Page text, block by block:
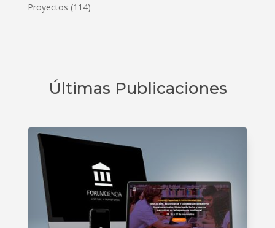
Proyectos (114)
Últimas Publicaciones